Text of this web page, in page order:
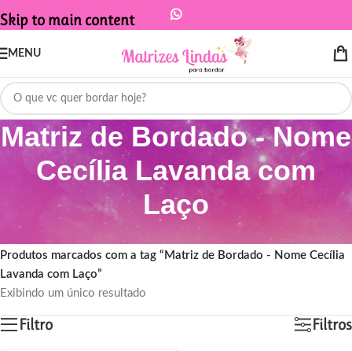
Skip to main content
MENU
Matriz de Bordado - Nome
Cecília Lavanda com
Laço
Início
/
Produtos marcados com a tag “Matriz de Bordado - Nome Cecília
Lavanda com Laço”
Exibindo um único resultado
Filtro Filtros